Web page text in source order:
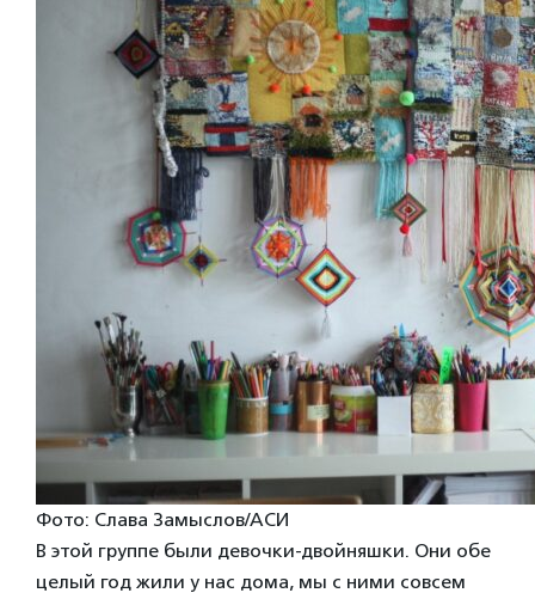
Фото: Слава Замыслов/АСИ
В этой группе были девочки-двойняшки. Они обе
целый год жили у нас дома, мы с ними совсем